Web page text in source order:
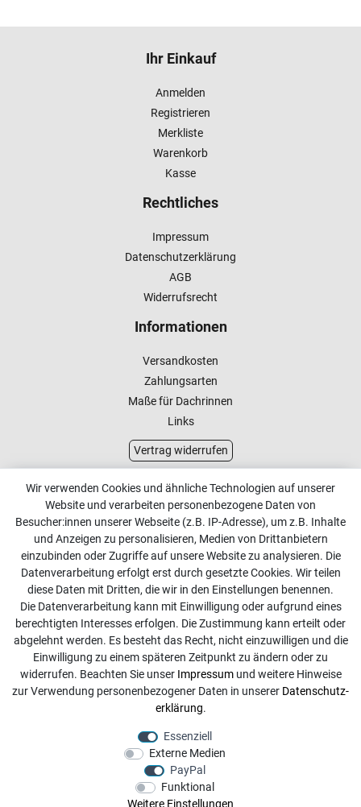
Ihr Einkauf
Anmelden
Registrieren
Merkliste
Warenkorb
Kasse
Rechtliches
Impressum
Datenschutzerklärung
AGB
Widerrufsrecht
Informationen
Versandkosten
Zahlungsarten
Maße für Dachrinnen
Links
Vertrag widerrufen
Kundenservice
Kontakt
Online Retourenservice
Kontakt
info@dachdecker-shop.de
+49 3501 507295
Montag - Freitag, 08:00 - 16:00
Anrufe aus dem dt. Festnetz zum Ortstarif, Preise aus dem
Mobilfunknetz ggf. abweichend (abhängig vom Provider).
Wir verwenden Cookies und ähnliche Technologien auf unserer
Website und verarbeiten personenbezogene Daten von
Besucher:innen unserer Webseite (z.B. IP-Adresse), um z.B. Inhalte
und Anzeigen zu personalisieren, Medien von Drittanbietern
einzubinden oder Zugriffe auf unsere Website zu analysieren. Die
Datenverarbeitung erfolgt erst durch gesetzte Cookies. Wir teilen
diese Daten mit Dritten, die wir in den Einstellungen benennen.
Die Datenverarbeitung kann mit Einwilligung oder aufgrund eines
berechtigten Interesses erfolgen. Die Zustimmung kann erteilt oder
abgelehnt werden. Es besteht das Recht, nicht einzuwilligen und die
Einwilligung zu einem späteren Zeitpunkt zu ändern oder zu
widerrufen. Beachten Sie unser Impressumund weitere Hinweise
zur Verwendung personenbezogener Daten in unserer Daten­schutz­
erklärung.
Essenziell
Externe Medien
PayPal
Funktional
Weitere Einstellungen